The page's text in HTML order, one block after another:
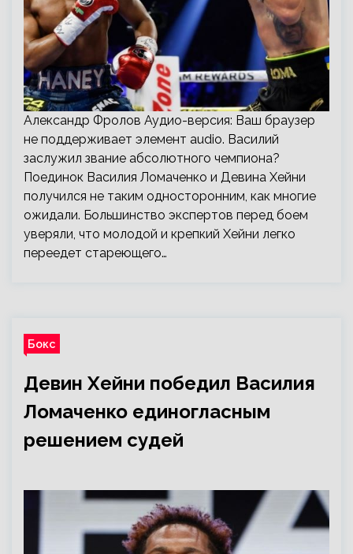
Александр Фролов Аудио-версия: Ваш браузер
не поддерживает элемент audio. Василий
заслужил звание абсолютного чемпиона?
Поединок Василия Ломаченко и Девина Хейни
получился не таким односторонним, как многие
ожидали. Большинство экспертов перед боем
уверяли, что молодой и крепкий Хейни легко
переедет стареющего…
Бокс
Девин Хейни победил Василия
Ломаченко единогласным
решением судей